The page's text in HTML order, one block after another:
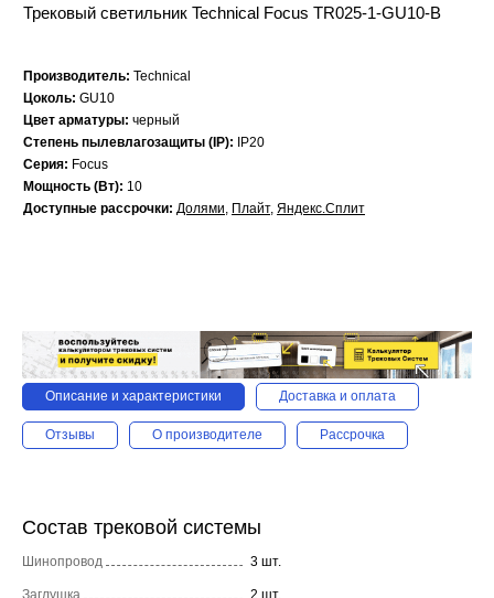
Трековый светильник Technical Focus TR025-1-GU10-B
Производитель: Technical
Цоколь: GU10
Цвет арматуры: черный
Степень пылевлагозащиты (IP):
IP20
Серия: Focus
Мощность (Вт): 10
Доступные рассрочки: Долями, Плайт, Яндекс.Сплит
Описание и характеристики Доставка и оплата
Отзывы О производителе Рассрочка
Состав трековой системы
Шинопровод 3 шт.
Заглушка 2 шт.